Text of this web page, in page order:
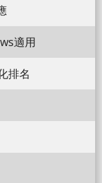
適用
排名